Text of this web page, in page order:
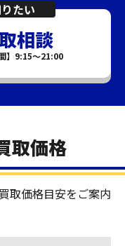
たい
相談
】9:15～21:00
取価格
取価格目安をご案内